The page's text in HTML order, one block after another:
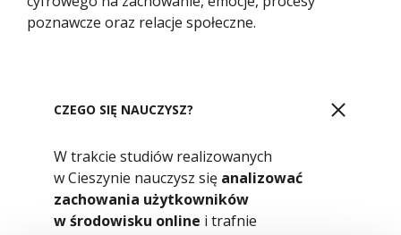
poznawcze oraz relacje społeczne.
CZEGO SIĘ NAUCZYSZ?
W trakcie studiów realizowanych
w Cieszynie nauczysz się analizować
zachowania użytkowników
w środowisku online i trafnie